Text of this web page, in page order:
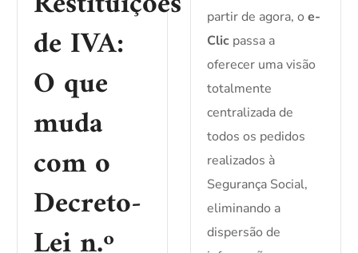
de IVA:
O que
muda
com o
Decreto-
partir de agora, o e-
Clic passa a
oferecer uma visão
totalmente
centralizada de
todos os pedidos
realizados à
Segurança Social,
eliminando a
dispersão de